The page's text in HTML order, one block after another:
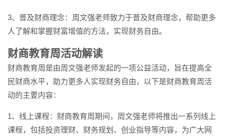
3、普及财商理念：周文强老师致力于普及财商理念，帮助更多
人了解和掌握财富增值的方法，实现财务自由。
财商教育周活动解读
财商教育周是由周文强老师发起的一项公益活动，旨在提高全
民财商水平，助力更多人实现财务自由，以下是财商教育周活
动的主要内容：
1、线上课程：财商教育周期间，周文强老师将推出一系列线上
课程，包括投资理财、财务规划、创业指导等内容，为广大网